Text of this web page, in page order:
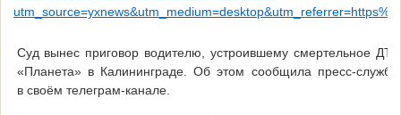
Суд вынес приговор водителю, устроившему смертельное ДТП
«Планета» в Калининграде. Об этом сообщила пресс-служба
в своём телеграм-канале.